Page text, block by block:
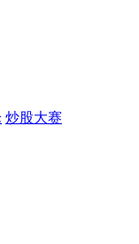
炒股大赛